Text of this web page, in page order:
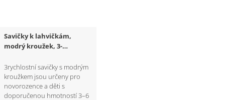
Savičky k lahvičkám,
modrý kroužek, 3-
3rychlostní savičky s modrým
kroužkem jsou určeny pro
novorozence a děti s
doporučenou hmotností 3–6